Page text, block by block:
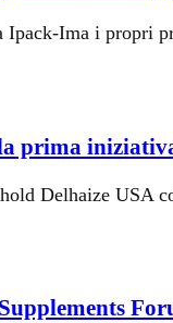
Ipack-Ima i propri
prima
Delhaize USA